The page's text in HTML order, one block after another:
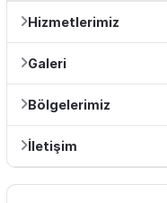
Hizmetlerimiz
Galeri
Bölgelerimiz
İletişim